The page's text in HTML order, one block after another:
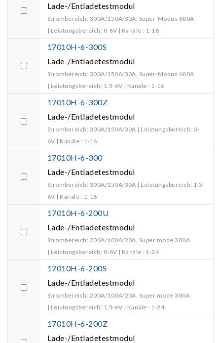
Lade-/Entladetestmodul
Strombereich: 300A/150A/30A, Super-Modus 600A
| Leistungsbereich: 0-6V | Kanäle : 1-16
17010H-6-300S
Lade-/Entladetestmodul
Strombereich: 300A/150A/30A, Super-Modus 600A
| Leistungsbereich: 1.5-6V | Kanäle : 1-16
17010H-6-300Z
Lade-/Entladetestmodul
Strombereich: 300A/150A/30A | Leistungsbereich: 0-
6V | Kanäle : 1-16
17010H-6-300
Lade-/Entladetestmodul
Strombereich: 300A/150A/30A | Leistungsbereich: 1.5-
6V | Kanäle : 1-16
17010H-6-200U
Lade-/Entladetestmodul
Strombereich: 200A/100A/20A, Super mode 300A
| Leistungsbereich: 0-6V | Kanäle : 1-24
17010H-6-200S
Lade-/Entladetestmodul
Strombereich: 200A/100A/20A, Super mode 300A
| Leistungsbereich: 1.5-6V | Kanäle : 1-24
17010H-6-200Z
Lade-/Entladetestmodul